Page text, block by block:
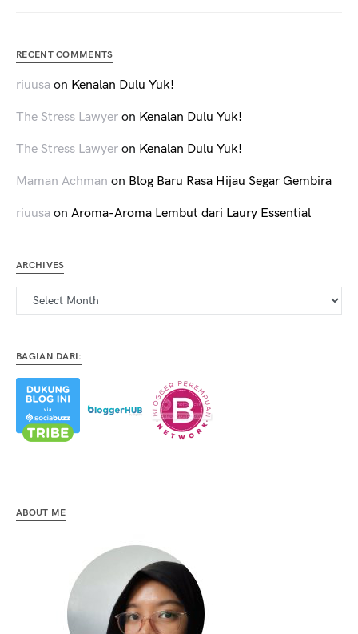
RECENT COMMENTS
riuusa on Kenalan Dulu Yuk!
The Stress Lawyer on Kenalan Dulu Yuk!
The Stress Lawyer on Kenalan Dulu Yuk!
Maman Achman on Blog Baru Rasa Hijau Segar Gembira
riuusa on Aroma-Aroma Lembut dari Laury Essential
ARCHIVES
Archives
BAGIAN DARI:
ABOUT ME